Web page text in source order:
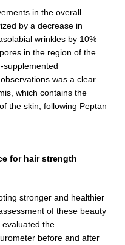
in the overall
by a decrease in
wrinkles by 10%
in the region of the
supplemented
was a clear
which contains the
the skin, following Peptan
for hair strength
stronger and healthier
of these beauty
evaluated the
before and after